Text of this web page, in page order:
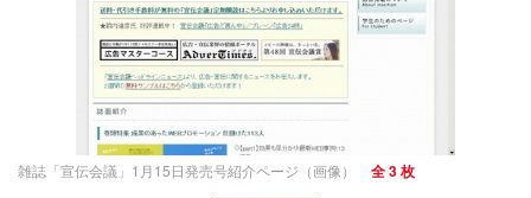
雑誌「宣伝会議」1月15日発売号紹介ページ（画像） 全 3 枚